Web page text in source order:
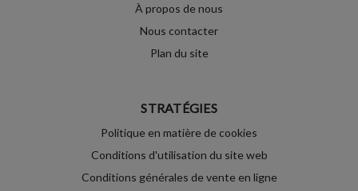
À propos de nous
Nous contacter
Plan du site
STRATÉGIES
Politique en matière de cookies
Conditions d'utilisation du site web
Conditions générales de vente en ligne